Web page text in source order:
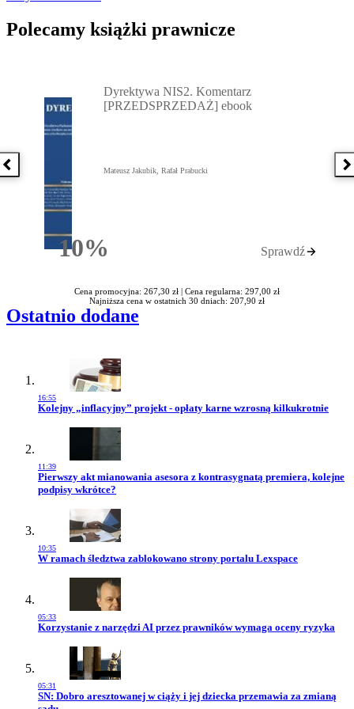
Polecamy książki prawnicze
Poprzednia książka
10%Rabatu
Dyrektywa NIS2. Komentarz
[PRZEDSPRZEDAŻ] ebook
Mateusz Jakubik, Rafał Prabucki
Sprawdź
Cena promocyjna: 267,30 zł | Cena regularna: 297,00 zł
Najniższa cena w ostatnich 30 dniach: 207,90 zł
Ostatnio dodane
16:55
Przejdź do artykułu:
Kolejny „inflacyjny” projekt - opłaty karne wzrosną kilkukrotnie
11:39
Przejdź do artykułu:
Pierwszy akt mianowania asesora z kontrasygnatą premiera, kolejne
podpisy wkrótce?
10:35
Przejdź do artykułu:
W ramach śledztwa zablokowano strony portalu Lexspace
05:33
Przejdź do artykułu:
Korzystanie z narzędzi AI przez prawników wymaga oceny ryzyka
05:31
Przejdź do artykułu:
SN: Dobro aresztowanej w ciąży i jej dziecka przemawia za zmianą